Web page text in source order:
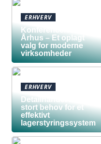
ERHVERV
Konferencelokaler
Århus – Et oplagt
valg for moderne
virksomheder
ERHVERV
Detailhandel har
stort behov for et
effektivt
lagerstyringssystem